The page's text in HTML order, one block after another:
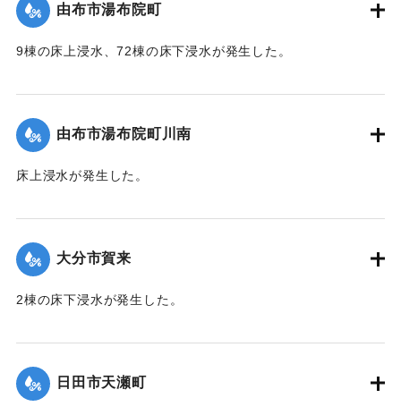
｜固有コード: 01215054
由布市湯布院町
9棟の床上浸水、72棟の床下浸水が発生した。
｜固有コード: 01215055
由布市湯布院町川南
床上浸水が発生した。
2020/7/6｜固有コード:01215056
大分市賀来
2棟の床下浸水が発生した。
2020/7/6｜固有コード:
日田市天瀬町